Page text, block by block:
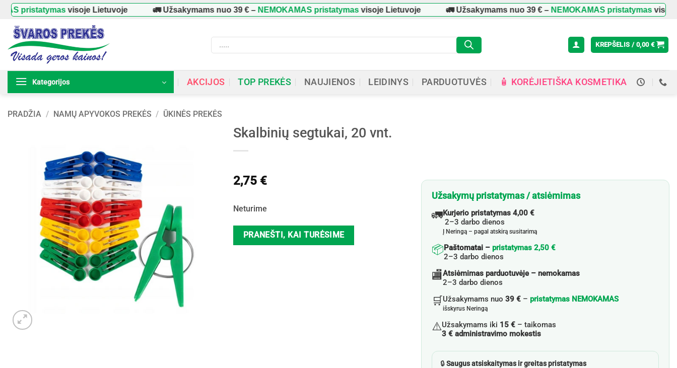
Skip
content
pristatymasvisoje Lietuvoje 🚛 Užsakymams nuo39 €–NEMOKAMAS pristatymasvisoje Lietuvoje 🚛 Užsakymams nuo39 €–NEMOKAMAS pristatymasvisoje
Products
search
KREPŠELIS / 0,00 €
Kategorijos AKCIJOS TOP PREKĖS NAUJIENOS LEIDINYS PARDUOTUVĖS 🧴 KORĖJIETIŠKA KOSMETIKA
PRADŽIA / NAMŲ APYVOKOS PREKĖS / ŪKINĖS PREKĖS
Skalbinių segtukai, 20 vnt.
2,75 €
Neturime
PRANEŠTI, KAI TURĖSIME
Užsakymų pristatymas / atsiėmimas
🚛Kurjerio pristatymas 4,00 €
2–3 darbo dienos
Į Neringą – pagal atskirą susitarimą
📦Paštomatai – pristatymas 2,50 €
2–3 darbo dienos
🏬Atsiėmimas parduotuvėje – nemokamas
2–3 darbo dienos
🛒Užsakymams nuo39 € – pristatymas NEMOKAMAS
išskyrus Neringą
⚠️Užsakymams iki 15 € – taikomas
3 € administravimo mokestis
🔒Saugus atsiskaitymas ir greitas pristatymas